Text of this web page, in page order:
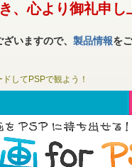
、心より御礼申し
いますので、 製品情報を
してPSPで観よう！